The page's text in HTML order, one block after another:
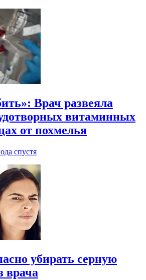
Врач развеяла
витаминных
от похмелья
спустя
убирать серную
врача